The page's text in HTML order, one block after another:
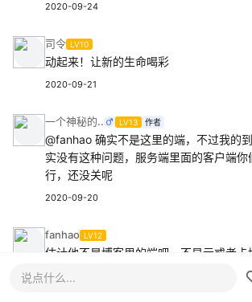
2020-09-24
司令 LV10
动起来！让新的生命喝彩
2020-09-21
一个神秘的.. LV13 作者
@fanhao 确实不是这里的端，不过我的
实没有这种问题，服务端里面的客户端
行，还没关呢
2020-09-20
fanhao LV12
估计他不是博客里的端吧，不显示或者卡
户端的问题
说点什么...